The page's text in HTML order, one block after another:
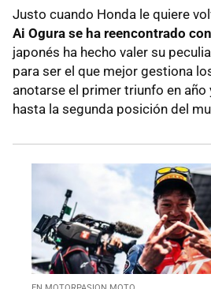
Justo cuando Honda le quiere
Ai Ogura se ha reencontrado
japonés ha hecho valer su
para ser el que mejor gestiona
anotarse el primer triunfo en año
hasta la segunda posición del